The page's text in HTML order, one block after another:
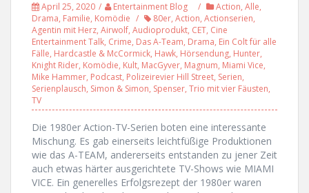
April 25, 2020 Entertainment Blog Action, Alle,
Drama, Familie, Komödie 80er, Action, Actionserien,
Agentin mit Herz, Airwolf, Audioprodukt, CET, Cine
Entertainment Talk, Crime, Das A-Team, Drama, Ein Colt für alle
Fälle, Hardcastle & McCormick, Hawk, Hörsendung, Hunter,
Knight Rider, Komödie, Kult, MacGyver, Magnum, Miami Vice,
Mike Hammer, Podcast, Polizeirevier Hill Street, Serien,
Serienplausch, Simon & Simon, Spenser, Trio mit vier Fäusten,
TV
Die 1980er Action-TV-Serien boten eine interessante
Mischung. Es gab einerseits leichtfüßige Produktionen
wie das A-TEAM, andererseits entstanden zu jener Zeit
auch etwas härter ausgerichtete TV-Shows wie MIAMI
VICE. Ein generelles Erfolgsrezept der 1980er waren